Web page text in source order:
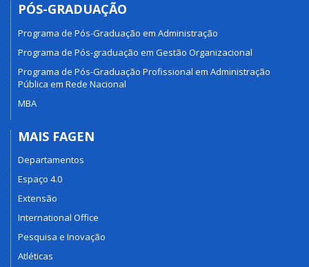
PÓS-GRADUAÇÃO
Programa de Pós-Graduação em Administração
Programa de Pós-graduação em Gestão Organizacional
Programa de Pós-Graduação Profissional em Administração
Pública em Rede Nacional
MBA
MAIS FAGEN
Departamentos
Espaço 4.0
Extensão
International Office
Pesquisa e Inovação
Atléticas